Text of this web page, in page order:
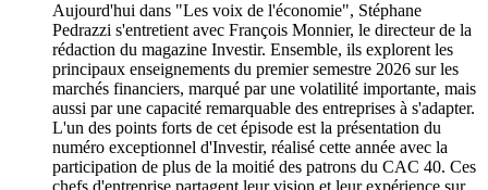
Aujourd'hui dans "Les voix de l'économie", Stéphane
Pedrazzi s'entretient avec François Monnier, le directeur de la
rédaction du magazine Investir. Ensemble, ils explorent les
principaux enseignements du premier semestre 2026 sur les
marchés financiers, marqué par une volatilité importante, mais
aussi par une capacité remarquable des entreprises à s'adapter.
L'un des points forts de cet épisode est la présentation du
numéro exceptionnel d'Investir, réalisé cette année avec la
participation de plus de la moitié des patrons du CAC 40. Ces